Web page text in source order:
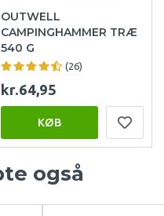
OUTWELL
CAMPINGHAMMER TRÆ
540 G
(26)
kr.64,95
KØB
også